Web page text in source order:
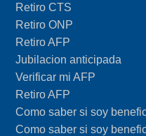
Retiro CTS
Retiro ONP
Retiro AFP
Jubilacion anticipada
Verificar mi AFP
Retiro AFP
Como saber si soy
Como saber si soy